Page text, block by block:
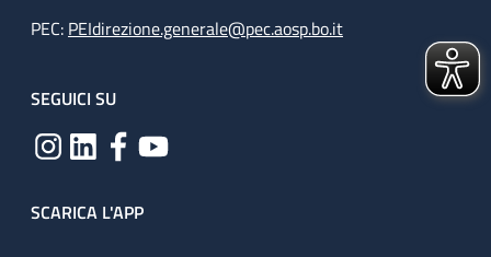
PEC: PEIdirezione.generale@pec.aosp.bo.it
SEGUICI SU
SCARICA L'APP